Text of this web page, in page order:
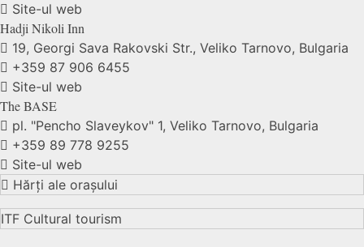
Site-ul web
Hadji Nikoli Inn
19, Georgi Sava Rakovski Str., Veliko Tarnovo, Bulgaria
+359 87 906 6455
Site-ul web
TheBASE
pl. "Pencho Slaveykov" 1, Veliko Tarnovo, Bulgaria
+359 89 778 9255
Site-ul web
Hărți ale orașului
ITF Cultural tourism